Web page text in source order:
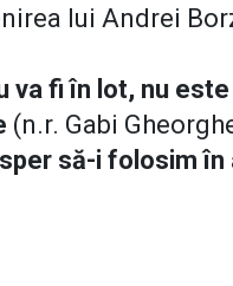
lui Andrei
va fi în lot, nu
(n.r. Gabi
să-i folosim